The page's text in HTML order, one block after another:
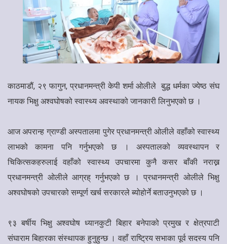
काठमाडौं, २९ फागुन, प्रधानमन्त्री केपी शर्मा ओलीले बुद्ध धर्मका ज्येष्ठ संघ
नायक भिक्षु अश्वघोषको स्वास्थ्य अवस्थाको जानकारी लिनुभएको छ ।
आज अपरान्ह ग्राण्डी अस्पतालमा पुगेर प्रधानमन्त्री ओलीले वहाँको स्वास्थ्य
लाभको कामना पनि गर्नुभएको छ । अस्पतालको व्यवस्थापन र
चिकित्सकहरुलाई वहाँको स्वास्थ्य उपचारमा कुनै कसर बाँकी नराख्न
प्रधानमन्त्री ओलीले आग्रह् गर्नुभएको छ । प्रधानमन्त्री ओलीले भिक्षु
अश्वघोषको उपचारको सम्पूर्ण खर्च सरकारले ब्योहोर्ने बताउनुभएको छ ।
९३ बर्षीय भिक्षु अश्वघोष ध्यानकुटी बिहार बनेपाको प्रमुख र क्षेत्रपाटी
संघाराम बिहारका संस्थापक हुनुहुन्छ । वहाँ राष्ट्रिय सभाका पूर्व सदस्य पनि